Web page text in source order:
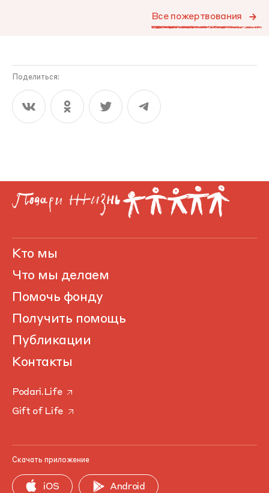
Все пожертвования
Поделиться:
Кто мы
Что мы делаем
Помочь фонду
Получить помощь
Публикации
Контакты
Podari.Life
Gift of Life
Скачать приложение
iOS Android